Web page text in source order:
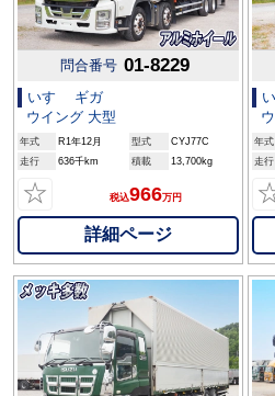
問合番号 01-8229
いすゞ ギガ
ウイング 大型
年式 R1年12月 型式
CYJ77C
走行
636千km 積載 13,700kg
☆ 税込966万円
詳細ページ
年式
走行